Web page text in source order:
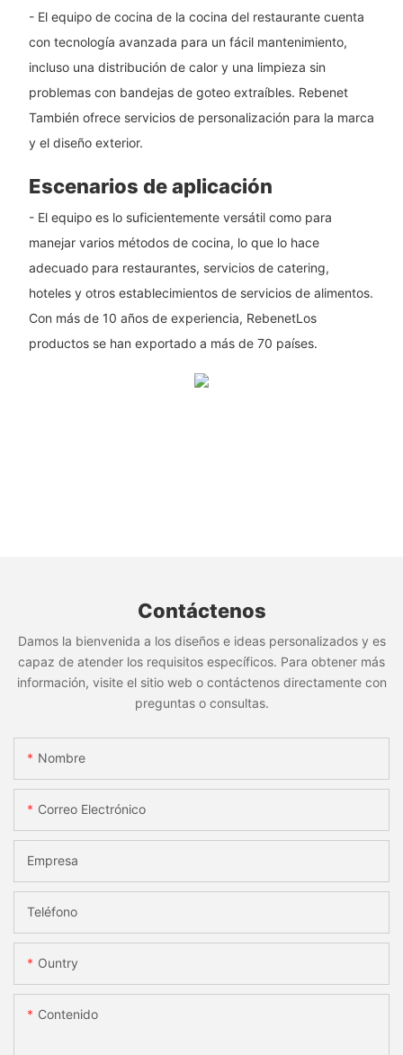
- El equipo de cocina de la cocina del restaurante cuenta
con tecnología avanzada para un fácil mantenimiento,
incluso una distribución de calor y una limpieza sin
problemas con bandejas de goteo extraíbles. Rebenet
También ofrece servicios de personalización para la marca
y el diseño exterior.
Escenarios de aplicación
- El equipo es lo suficientemente versátil como para
manejar varios métodos de cocina, lo que lo hace
adecuado para restaurantes, servicios de catering,
hoteles y otros establecimientos de servicios de alimentos.
Con más de 10 años de experiencia, RebenetLos
productos se han exportado a más de 70 países.
Contáctenos
Damos la bienvenida a los diseños e ideas personalizados y es
capaz de atender los requisitos específicos. Para obtener más
información, visite el sitio web o contáctenos directamente con
preguntas o consultas.
Nombre
Correo Electrónico
Empresa
Teléfono
Ountry
Contenido